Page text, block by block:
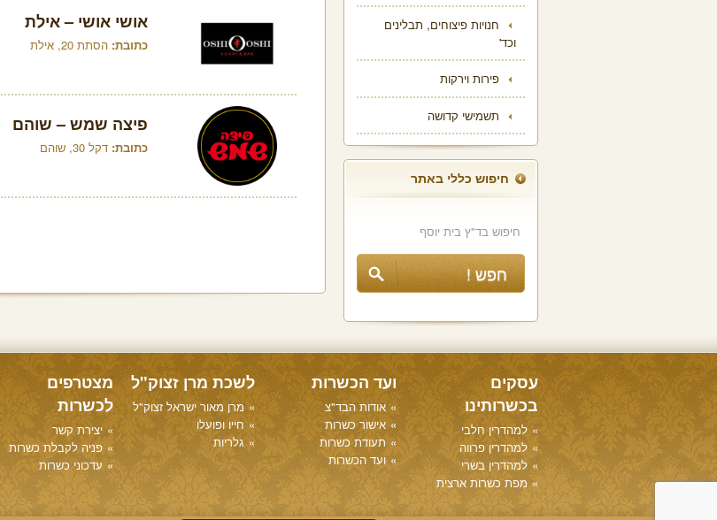
חנויות פיצוחים, תבלינים
וכד'
פירות וירקות
תשמישי קדושה
חיפוש כללי באתר
אושי אושי – אילת
כתובת: הסתת 20, אילת
פיצה שמש – שוהם
כתובת: דקל 30, שוהם
עסקים
בכשרותינו
למהדרין חלבי
למהדרין פרווה
למהדרין בשרי
מפת כשרות ארצית
ועד הכשרות
אודות הבד"צ
אישור כשרות
תעודת כשרות
ועד הכשרות
לשכת מרן זצוק"ל
מרן מאור ישראל זצוק"ל
חייו ופועלו
גלריות
מצטרפים
לכשרות
יצירת קשר
פניה לקבלת כשרות
עדכוני כשרות